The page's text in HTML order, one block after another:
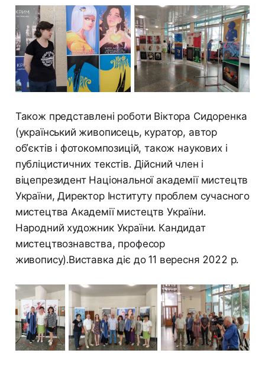
Також представлені роботи Віктора Сидоренка
(український живописець, куратор, автор
об’єктів і фотокомпозицій, також наукових і
публіцистичних текстів. Дійсний член і
віцепрезидент Національної академії мистецтв
України, Директор Інституту проблем сучасного
мистецтва Академії мистецтв України.
Народний художник України. Кандидат
мистецтвознавства, професор
живопису).Виставка діє до 11 вересня 2022 р.